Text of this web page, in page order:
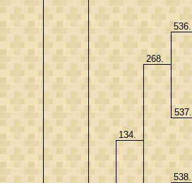
134.
268.